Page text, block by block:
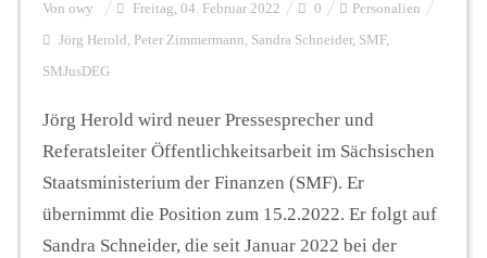
FUNKTURM-Beiträge
Podcast
Seminare
Von owy Freitag, 04. Februar 2022 0 Personalien
Jörg Herold , Peter Zimmermann, Sandra Schneider, SMF,
SMJusDEG
Jörg Herold wird neuer Pressesprecher und
Referatsleiter Öffentlichkeitsarbeit im Sächsischen
Staatsministerium der Finanzen (SMF). Er
übernimmt die Position zum 15.2.2022. Er folgt auf
Sandra Schneider, die seit Januar 2022 bei der